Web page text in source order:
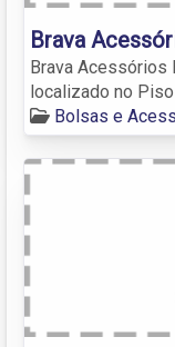
Brava
Brava Acessórios
localizado no Piso
Bolsas e